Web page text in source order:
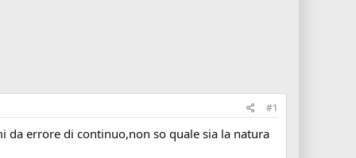
#1
da errore di continuo,non so quale sia la natura